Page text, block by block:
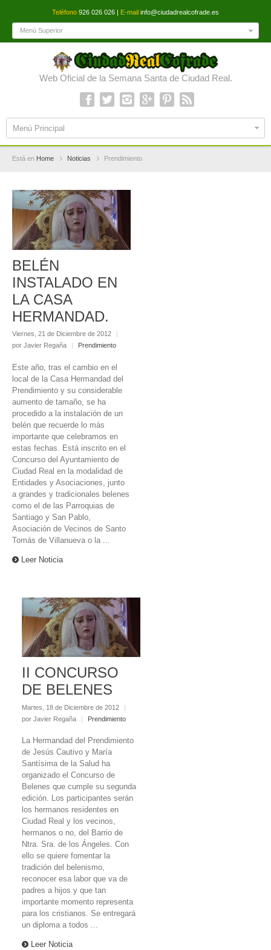
Teléfono 926 026 026 | E-mail info@ciudadrealcofrade.es
Menú Superior
Web Oficial de la Semana Santa de Ciudad Real.
Menú Principal
Está en Home Noticias Prendimiento
BELÉN
INSTALADO EN
LA CASA
HERMANDAD.
Viernes, 21 de Diciembre de 2012
|
por Javier Regaña
| Prendimiento
Este año, tras el cambio en el
local de la Casa Hermandad del
Prendimiento y su considerable
aumento de tamaño, se ha
procedido a la instalación de un
belén que recuerde lo más
importante que celebramos en
estas fechas. Está inscrito en el
Concurso del Ayuntamiento de
Ciudad Real en la modalidad de
Entidades y Asociaciones, junto
a grandes y tradicionales belenes
como el de las Parroquias de
Santiago y San Pablo,
Asociación de Vecinos de Santo
Tomás de Villanueva o la ...
Leer Noticia
II CONCURSO
DE BELENES
Martes, 18 de Diciembre de 2012
|
por Javier Regaña
| Prendimiento
La Hermandad del Prendimiento
de Jesús Cautivo y María
Santísima de la Salud ha
organizado el Concurso de
Belenes que cumple su segunda
edición. Los participantes serán
los hermanos residentes en
Ciudad Real y los vecinos,
hermanos o no, del Barrio de
Ntra. Sra. de los Ángeles. Con
ello se quiere fomentar la
tradición del belenismo,
reconocer esa labor que va de
padres a hijos y que tan
importante momento representa
para los cristianos. Se entregará
un diploma a todos ...
Leer Noticia